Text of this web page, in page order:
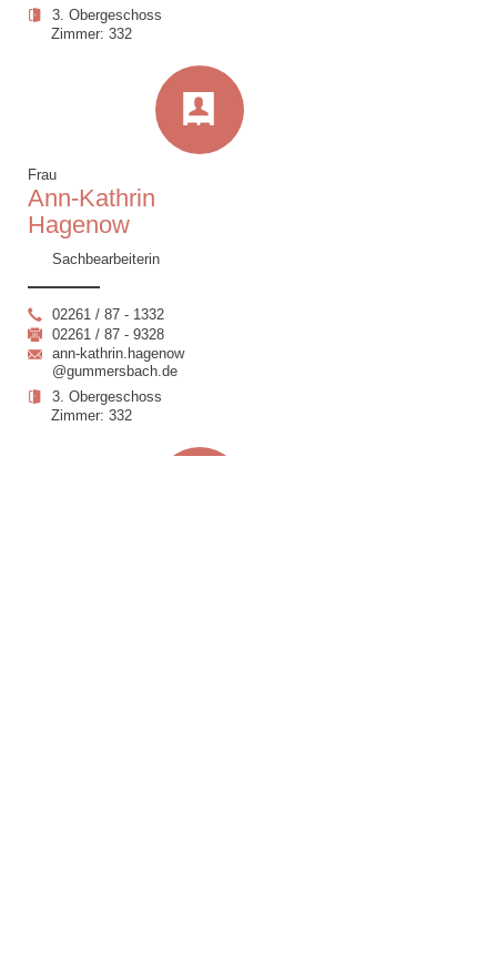
3. Obergeschoss
Zimmer: 332
Frau
Ann-Kathrin
Hagenow
Sachbearbeiterin
02261 / 87 - 1332
02261 / 87 - 9328
ann-kathrin.hagenow
@gummersbach.de
3. Obergeschoss
Zimmer: 332